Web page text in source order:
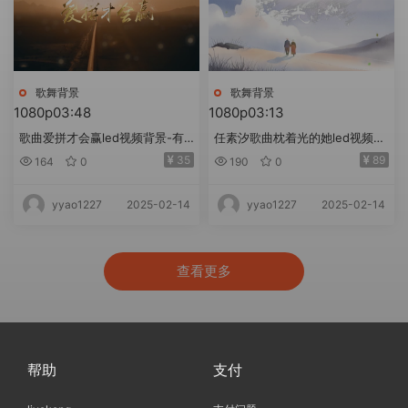
歌舞背景
1080p03:48
歌曲爱拼才会赢led视频背景-有
词 164 0 35
yyao1227 2025-02-14
歌舞背景
1080p03:13
任素汐歌曲枕着光的她led视频背
景-无词
190 0 89
yyao1227 2025-02-14
查看更多
帮助 支付